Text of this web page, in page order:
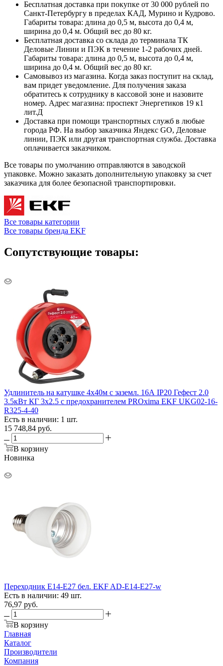
Бесплатная доставка при покупке от 30 000 рублей по
Санкт-Петербургу в пределах КАД, Мурино и Кудрово.
Габариты товара: длина до 0,5 м, высота до 0,4 м,
ширина до 0,4 м. Общий вес до 80 кг.
Бесплатная доставка со склада до терминала ТК
Деловые Линии и ПЭК в течение 1-2 рабочих дней.
Габариты товара: длина до 0,5 м, высота до 0,4 м,
ширина до 0,4 м. Общий вес до 80 кг.
Самовывоз из магазина. Когда заказ поступит на склад,
вам придет уведомление. Для получения заказа
обратитесь к сотруднику в кассовой зоне и назовите
номер. Адрес магазина: проспект Энергетиков 19 к1
лит.Д
Доставка при помощи транспортных служб в любые
города РФ. На выбор заказчика Яндекс GO, Деловые
линии, ПЭК или другая транспортная служба. Доставка
оплачивается заказчиком.
Все товары по умолчанию отправляются в заводской
упаковке. Можно заказать дополнительную упаковку за счет
заказчика для более безопасной транспортировки.
Все товары категории
Все товары бренда EKF
Сопутствующие товары:
Удлинитель на катушке 4х40м с заземл. 16А IP20 Гефест 2.0
3.5кВт КГ 3х2.5 с предохранителем PROxima EKF UKG02-16-
R325-4-40
Есть в наличии: 1 шт.
15 748,84 руб.
В корзину
Новинка
Переходник E14-E27 бел. EKF AD-E14-E27-w
Есть в наличии: 49 шт.
76,97 руб.
В корзину
Главная
Каталог
Производители
Компания